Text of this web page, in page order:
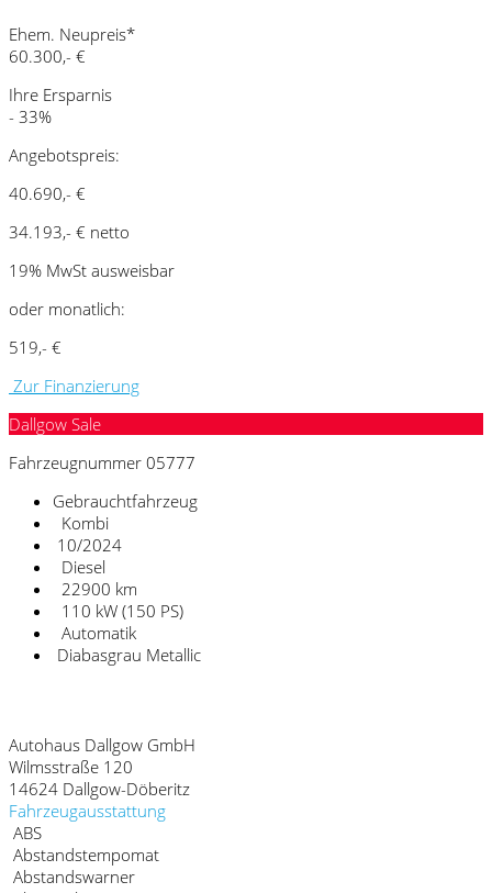
Ehem. Neupreis*
60.300,- €
Ihre Ersparnis
- 33%
Angebotspreis:
40.690,- €
34.193,- € netto
19% MwSt ausweisbar
oder monatlich:
519,- €
Zur Finanzierung
Dallgow Sale
Fahrzeugnummer 05777
Gebrauchtfahrzeug
Kombi
10/2024
Diesel
22900 km
110 kW (150 PS)
Automatik
Diabasgrau Metallic
Autohaus Dallgow GmbH
Wilmsstraße 120
14624 Dallgow-Döberitz
Fahrzeugausstattung
ABS
Abstandstempomat
Abstandswarner